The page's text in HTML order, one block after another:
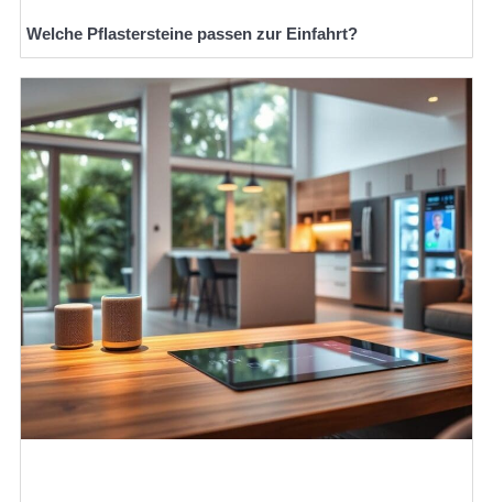
Welche Pflastersteine passen zur Einfahrt?